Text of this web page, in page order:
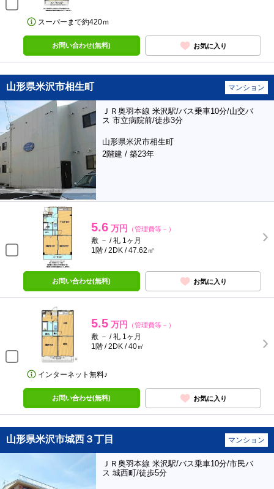
スーパーまで約420ｍ
お問い合わせ(無料) お気に入り
山形県米沢市相生町 マンション
ＪＲ奥羽本線 米沢駅/バス乗車10分/山交バ
ス 市立病院前/徒歩3分
山形県米沢市相生町
2階建 / 築23年
5.6 万円 （管理費等－）
敷 － / 礼 1ヶ月
1階 / 2DK / 47.62㎡
お問い合わせ(無料) お気に入り
5.5 万円 （管理費等－）
敷 － / 礼 1ヶ月
1階 / 2DK / 40㎡
インターネット無料♪
お問い合わせ(無料) お気に入り
山形県米沢市城西３丁目 マンション
ＪＲ奥羽本線 米沢駅/バス乗車10分/市民バ
ス 城西町/徒歩5分